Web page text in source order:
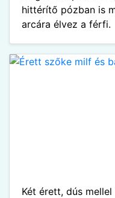
hittérítő pózban is
arcára élvez a férfi.
Két érett, dús